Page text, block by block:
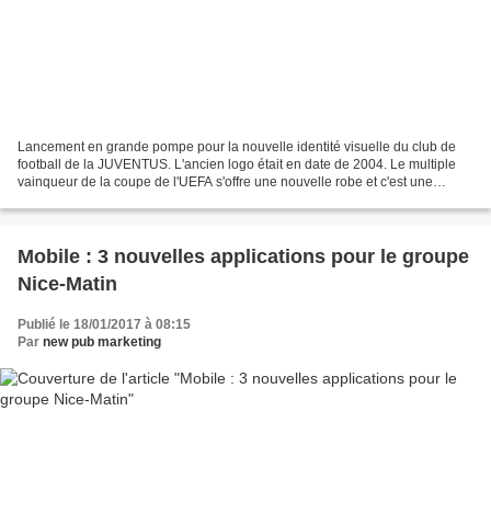
Lancement en grande pompe pour la nouvelle identité visuelle du club de
football de la JUVENTUS. L'ancien logo était en date de 2004. Le multiple
vainqueur de la coupe de l'UEFA s'offre une nouvelle robe et c'est une
Mobile : 3 nouvelles applications pour le groupe
Nice-Matin
Publié le 18/01/2017 à 08:15
Par new pub marketing